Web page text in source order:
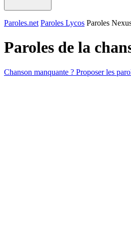
Paroles.net Paroles Lycos Paroles
Paroles de la
Chanson manquante ? Proposer les